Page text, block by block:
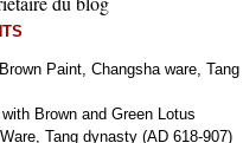
Paint, Changsha ware, Tang
Brown and Green Lotus
Tang dynasty (AD 618-907)